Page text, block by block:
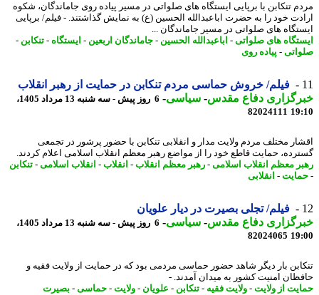
تنکابن با برپایی ایستگاه های صلواتی در مسیر پیاده روی جاماندگان، شکوه
خود را به حضرت اباعبدالله الحسین (ع) به نمایش گذاشتند. - فیلم/ برپایی
های صلواتی در مسیر جاماندگان ...
های صلواتی-اباعبدالله الحسین-جاماندگان اربعین -ایستگاه-تنکابن-
-پیاده روی
فیلم/ خروش حماسی مردم تنکابن در حمایت از رهبر انقلاب
دفاع مقدس-سیاسی-
6 روز پیش - سه شنبه 13 مرداد 1405،
82024111
مختلف مردم ولایت مدار و انقلابی تنکابن با حضور پرشور در تجمعی
حمایت قاطع خود را از مواضع رهبر معظم انقلاب اسلامی اعلام کردند.
معظم انقلاب اسلامی-رهبر معظم انقلاب-انقلاب-انقلاب اسلامی-تنکابن
-انقلابی
فیلم/ تجلی بصیرت در دیار علویان
دفاع مقدس-سیاسی-
6 روز پیش - سه شنبه 13 مرداد 1405،
82024065
بار دیگر شاهد حضور حماسی مردمی بود که در حمایت از ولایت فقیه و
امنیت کشور به میدان آمدند. -
از ولایت-ولایت فقیه -تنکابن-علویان-ولایت-حماسی-بصیرت